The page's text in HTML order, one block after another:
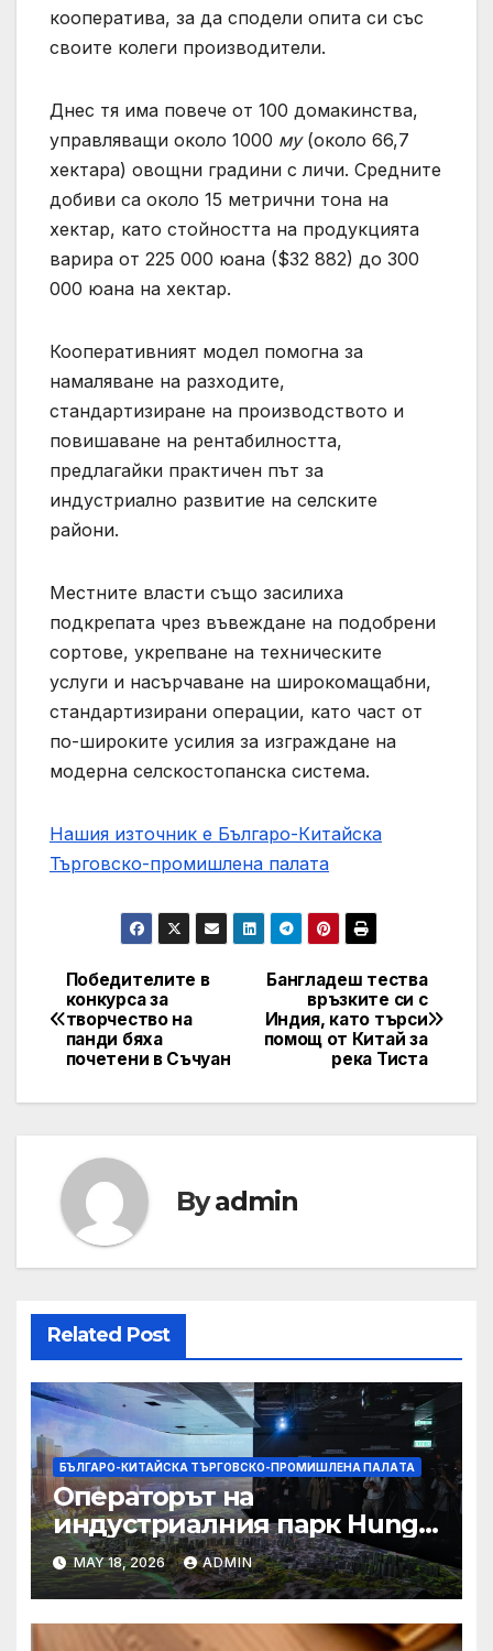
кооператива, за да сподели опита си със
своите колеги производители.
Днес тя има повече от 100 домакинства,
управляващи около 1000 му(около 66,7
хектара) овощни градини с личи. Средните
добиви са около 15 метрични тона на
хектар, като стойността на продукцията
варира от 225 000 юана ($32 882) до 300
000 юана на хектар.
Кооперативният модел помогна за
намаляване на разходите,
стандартизиране на производството и
повишаване на рентабилността,
предлагайки практичен път за
индустриално развитие на селските
райони.
Местните власти също засилиха
подкрепата чрез въвеждане на подобрени
сортове, укрепване на техническите
услуги и насърчаване на широкомащабни,
стандартизирани операции, като част от
по-широките усилия за изграждане на
модерна селскостопанска система.
Нашия източник е Българо-Китайска
Търговско-промишлена палaта
Post
navigation
Бангладеш тества
връзките си с
Индия, като търси
помощ от Китай за
река Тиста
Победителите в
конкурса за
творчество на
панди бяха
почетени в Съчуан
Byadmin
Related Post
БЪЛГАРО-КИТАЙСКА ТЪРГОВСКО-ПРОМИШЛЕНА ПАЛAТА
Операторът на
индустриалния парк Hung
Shui Kiu разглежда
издаването на облигации,
намаляване на данъците за
фирмите
MAY 18, 2026 ADMIN